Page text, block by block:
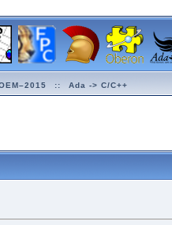
:: Ada -> C/C++